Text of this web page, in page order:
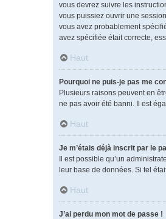
vous devrez suivre les
vous puissiez ouvrir une
vous avez probablement
avez spécifiée était correcte,
Haut
Pourquoi ne puis-je pas me
Plusieurs raisons peuvent en
ne pas avoir été banni. Il est
Haut
Je m’étais déjà inscrit par le
Il est possible qu’un
leur base de données. Si tel
Haut
J’ai perdu mon mot de passe !